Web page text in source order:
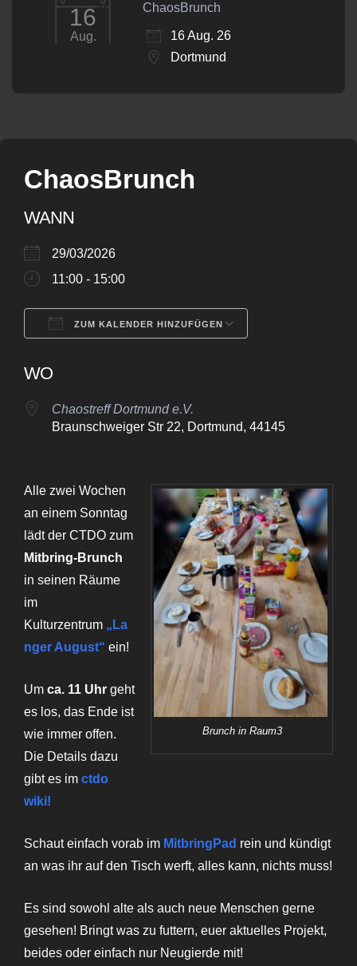
ChaosBrunch
WANN
29/03/2026
11:00 - 15:00
ZUM KALENDER HINZUFÜGEN
WO
Chaostreff Dortmund e.V.
Braunschweiger Str 22, Dortmund, 44145
Brunch in Raum3
Alle zwei Wochen
an einem Sonntag
lädt der CTDO zum
Mitbring-Brunch
in seinen Räume
im
Kulturzentrum „La
nger August“ ein!
Um ca. 11 Uhr geht
es los, das Ende ist
wie immer offen.
Die Details dazu
gibt es im ctdo
wiki!
Schaut einfach vorab im Mitbring Pad rein und kündigt
an was ihr auf den Tisch werft, alles kann, nichts muss!
Es sind sowohl alte als auch neue Menschen gerne
gesehen! Bringt was zu futtern, euer aktuelles Projekt,
beides oder einfach nur Neugierde mit!
16
Aug.
ChaosBrunch
16 Aug. 26
Dortmund